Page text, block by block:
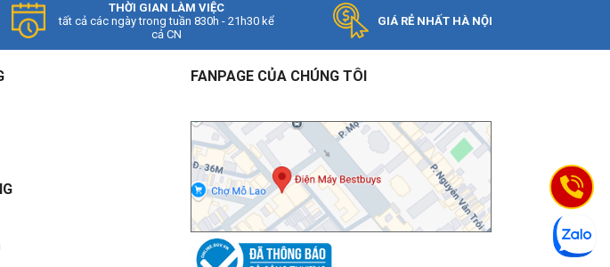
3448PU3H/U-43PR1H8
khác nhau, từ văn
âm trần giúp tiết kiệm
S-3448PU3H
(mm)
Trọng
lượng dàn
lạnh (Kg)
24 Kg
Mặt Nạ
THỜI GIAN LÀM VIỆC
tất cả các ngày trong tuần 830h - 21h30 kể
cả CN
GIÁ RẺ NHẤT HÀ NỘI
FANPAGE CỦA CHÚNG TÔI